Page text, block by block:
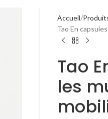
Accueil
Tao En
Tao
les